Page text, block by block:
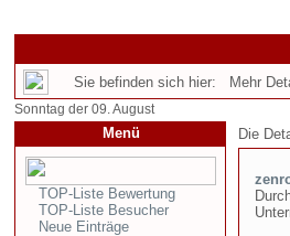
Sie befinden sich hier: Mehr
Sonntag der 09. August
Menü
TOP-Liste Bewertung
TOP-Liste Besucher
Neue Einträge
Die